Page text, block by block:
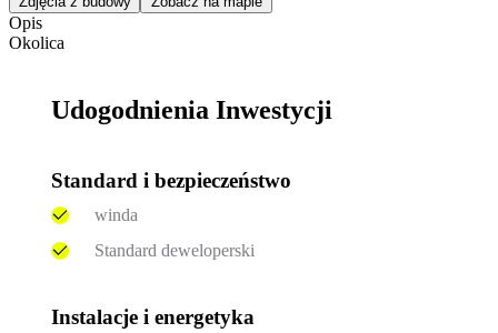
Opis
Okolica
Udogodnienia Inwestycji
Standard i bezpieczeństwo
winda
Standard deweloperski
Instalacje i energetyka